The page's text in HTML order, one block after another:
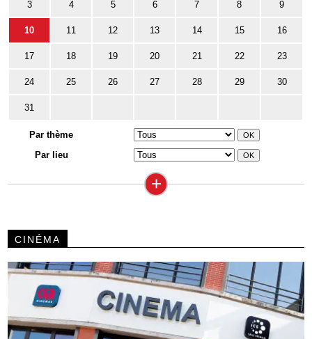
3 4 5 6 7 8 9
10 11 12 13 14 15 16
17 18 19 20 21 22 23
24 25 26 27 28 29 30
31
Par thème
Par lieu
+
CINÉMA